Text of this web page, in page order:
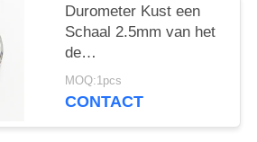
Durometer Kust een
Schaal 2.5mm van het
de
Hardheidsmeetapparaat
van 0 - 100 Ha de
MOQ:1pcs
CONTACT